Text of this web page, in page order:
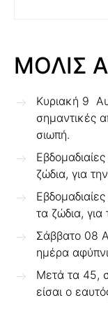
ΜΟΛΙΣ
Κυριακή 9
σημαντικές
σιωπή.
ζώδια, για
τα ζώδια,
Σάββατο 08
ημέρα
Μετά τα 45,
είσαι ο